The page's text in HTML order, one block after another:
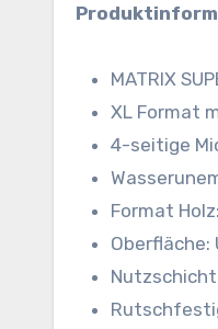
MATRIX
XL Format
4-seitige
Format
Oberfläche: